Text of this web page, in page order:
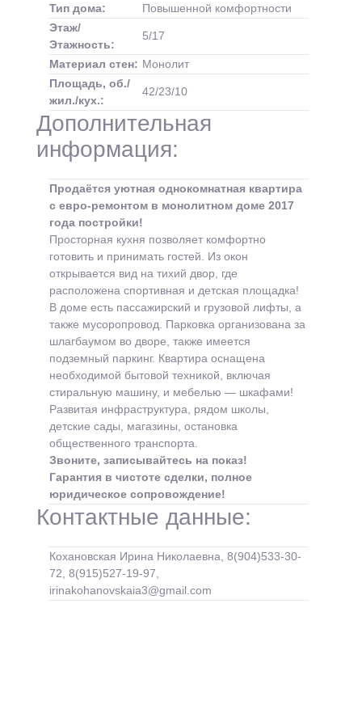
Тип дома:
Повышенной комфортности
Этаж/
Этажность:
5/17
Материал стен: Монолит
Площадь, об./
жил./кух.:
42/23/10
Дополнительная
информация:
Продаётся уютная однокомнатная квартира
с евро-ремонтом в монолитном доме 2017
года постройки!
Просторная кухня позволяет комфортно
готовить и принимать гостей. Из окон
открывается вид на тихий двор, где
расположена спортивная и детская площадка!
В доме есть пассажирский и грузовой лифты, а
также мусоропровод. Парковка организована за
шлагбаумом во дворе, также имеется
подземный паркинг. Квартира оснащена
необходимой бытовой техникой, включая
стиральную машину, и мебелью — шкафами!
Развитая инфраструктура, рядом школы,
детские сады, магазины, остановка
общественного транспорта.
Звоните, записывайтесь на показ!
Гарантия в чистоте сделки, полное
юридическое сопровождение!
Контактные данные:
Кохановская Ирина Николаевна, 8(904)533-30-
72, 8(915)527-19-97,
irinakohanovskaia3@gmail.com